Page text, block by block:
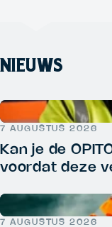
NIEUWS
7 AUGUSTUS 2026
Kan je de
voordat deze
7 AUGUSTUS 2026